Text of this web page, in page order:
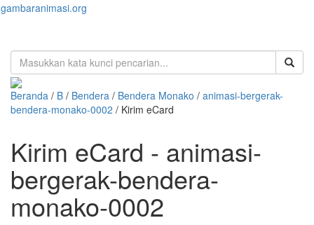
gambaranimasi.org
Beranda / B / Bendera / Bendera Monako / animasi-bergerak-
bendera-monako-0002 / Kirim eCard
Kirim eCard - animasi-
bergerak-bendera-
monako-0002